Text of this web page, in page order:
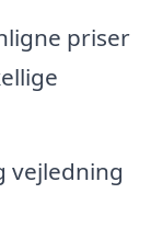
priser
vejledning